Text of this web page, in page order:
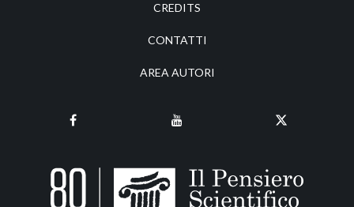
CREDITS
CONTATTI
AREA AUTORI